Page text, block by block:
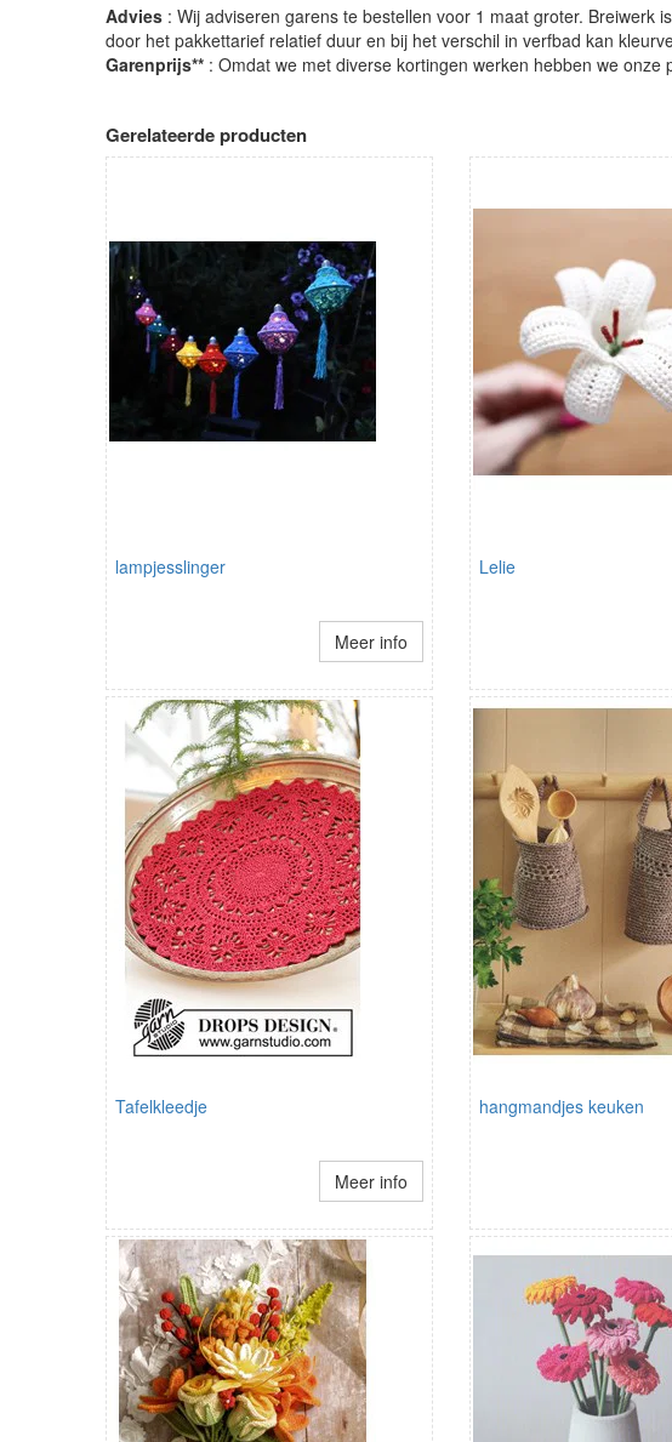
Advies : Wij adviseren garens te bestellen voor 1 maat groter.
door het pakkettarief relatief duur en bij het verschil in verfbad kan
Garenprijs** : Omdat we met diverse kortingen werken hebben we
Gerelateerde producten
lampjesslinger
Meer info
Lelie
Tafelkleedje
Meer info
hangmandjes keuken